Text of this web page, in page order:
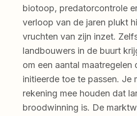
biotoop, predatorcontrole
verloop van de jaren plukt
vruchten van zijn inzet.
landbouwers in de buurt
om een aantal maatregelen
initieerde toe te passen. Je
rekening mee houden dat
broodwinning is. De